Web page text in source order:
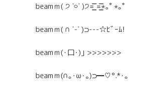
beamｍ( ੭ ˙࿁˙ )੭=͟͟͞͞ =͟͟͞͞⋆｡˚ ⋆｡˚
beamｍ( ∩ ˙-˙ )⊃---☆ﾋﾞｰﾑ!
beamｍ(･口･)｣ >>>>>>>
beamｍ(∩｡･ω･｡)⊃━♡°.*･｡